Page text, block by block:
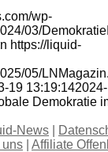
wp-
03/
https://liquid-
05/
19 13:19:142024-
Demokratie
News
uns Affiliate